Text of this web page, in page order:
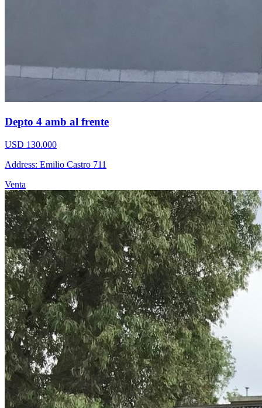
Depto 4 amb al frente
USD 130.000
Address: Emilio Castro 711
Venta